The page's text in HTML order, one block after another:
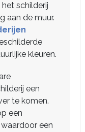
schilderij
aan de muur.
kleuren.
een
te komen.
een
een